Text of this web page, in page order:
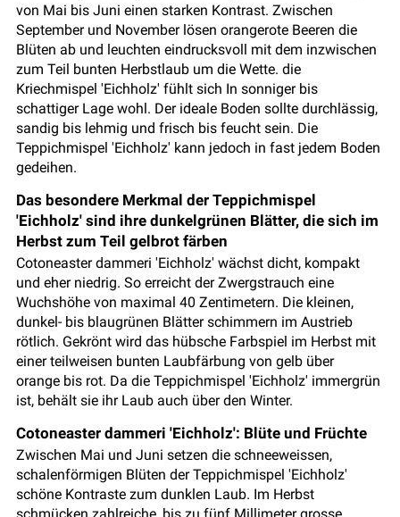
von Mai bis Juni einen starken Kontrast. Zwischen
September und November lösen orangerote Beeren die
Blüten ab und leuchten eindrucksvoll mit dem inzwischen
zum Teil bunten Herbstlaub um die Wette. die
Kriechmispel 'Eichholz' fühlt sich In sonniger bis
schattiger Lage wohl. Der ideale Boden sollte durchlässig,
sandig bis lehmig und frisch bis feucht sein. Die
Teppichmispel 'Eichholz' kann jedoch in fast jedem Boden
gedeihen.
Das besondere Merkmal der Teppichmispel
'Eichholz' sind ihre dunkelgrünen Blätter, die sich im
Herbst zum Teil gelbrot färben
Cotoneaster dammeri 'Eichholz' wächst dicht, kompakt
und eher niedrig. So erreicht der Zwergstrauch eine
Wuchshöhe von maximal 40 Zentimetern. Die kleinen,
dunkel- bis blaugrünen Blätter schimmern im Austrieb
rötlich. Gekrönt wird das hübsche Farbspiel im Herbst mit
einer teilweisen bunten Laubfärbung von gelb über
orange bis rot. Da die Teppichmispel 'Eichholz' immergrün
ist, behält sie ihr Laub auch über den Winter.
Cotoneaster dammeri 'Eichholz': Blüte und Früchte
Zwischen Mai und Juni setzen die schneeweissen,
schalenförmigen Blüten der Teppichmispel 'Eichholz'
schöne Kontraste zum dunklen Laub. Im Herbst
schmücken zahlreiche, bis zu fünf Millimeter grosse